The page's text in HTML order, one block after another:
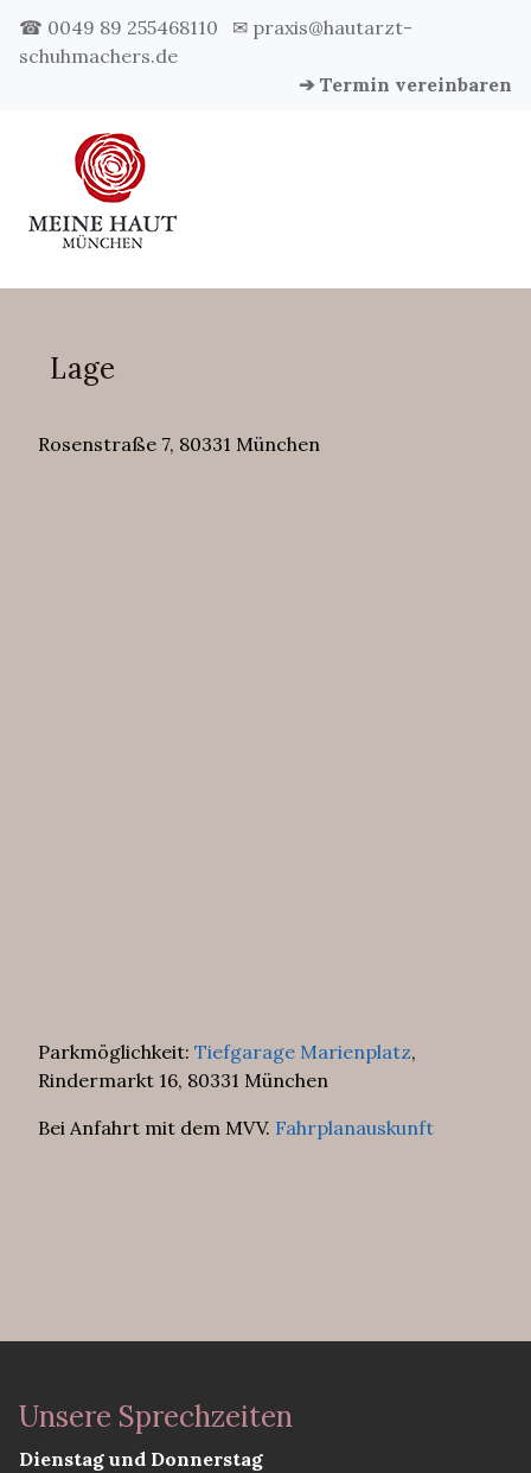
☎ 0049 89 255468110
✉ praxis@hautarzt-
schuhmachers.de
➔ Termin vereinbaren
Lage
Rosenstraße 7, 80331 München
Parkmöglichkeit: Tiefgarage Marienplatz,
Rindermarkt 16, 80331 München
Bei Anfahrt mit dem MVV. Fahrplanauskunft
Unsere Sprechzeiten
Dienstag und Donnerstag